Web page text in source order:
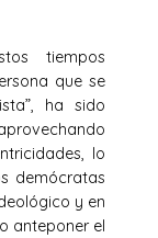
tiempos
que se
ha sido
lo
demócratas
y en
anteponer el